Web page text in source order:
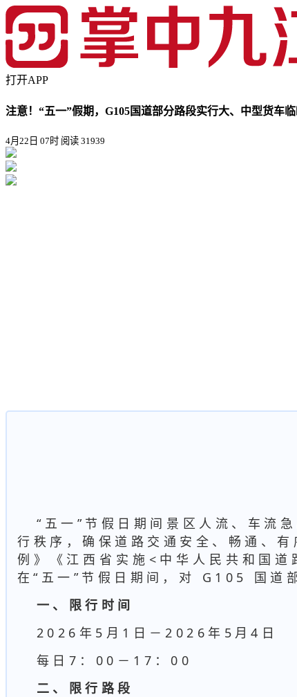
打开APP
注意！“五一”假期，G105国道部分路段实行大、中型货车
4月22日 07时 阅读 31939
“五一”节假日期间景区人流、车流
行秩序，确保道路交通安全、畅通、
例》《江西省实施<中华人民共和国
在“五一”节假日期间，对 G105 国道
一、限行时间
2026年5月1日－2026年5月4日
每日7：00－17：00
二、限行路段